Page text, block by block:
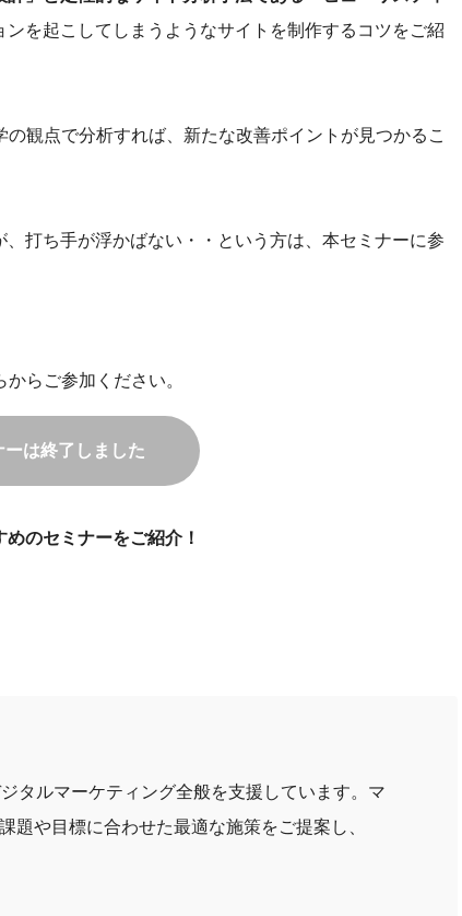
を起こしてしまうようなサイトを制作するコツをご紹
観点で分析すれば、新たな改善ポイントが見つかるこ
打ち手が浮かばない・・という方は、本セミナーに参
らご参加ください。
ーは終了しました
のセミナーをご紹介！
タルマーケティング全般を支援しています。マ
題や目標に合わせた最適な施策をご提案し、